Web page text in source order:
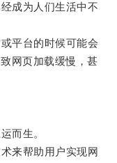
成为人们生活中不
平台的时候可能会
网页加载缓慢，甚
而生。
来帮助用户实现网